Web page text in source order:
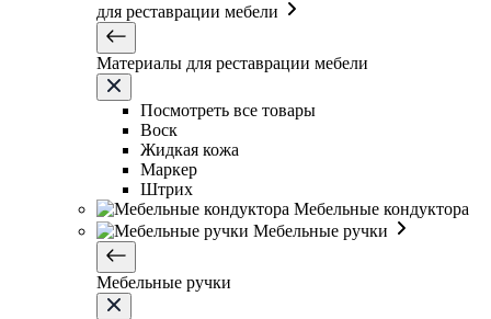
для реставрации мебели
Материалы для реставрации мебели
Посмотреть все товары
Воск
Жидкая кожа
Маркер
Штрих
Мебельные кондуктора
Мебельные ручки
Мебельные ручки